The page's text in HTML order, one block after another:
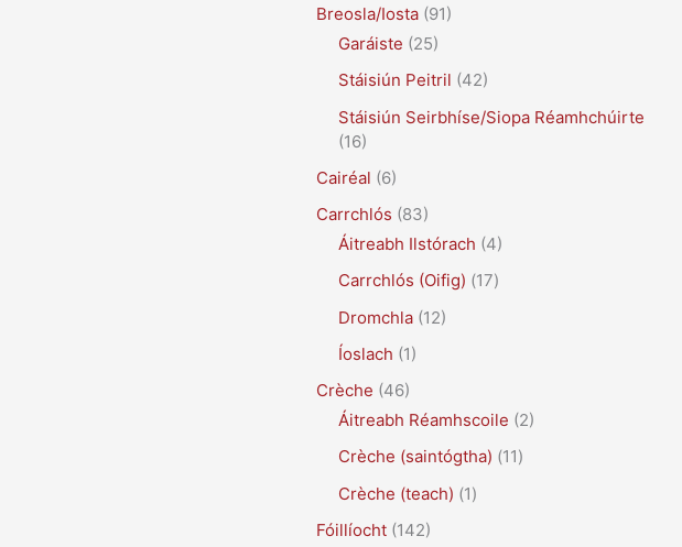
Breosla/Iosta (91)
Garáiste (25)
Stáisiún Peitril (42)
Stáisiún Seirbhíse/Siopa Réamhchúirte
(16)
Cairéal (6)
Carrchlós (83)
Áitreabh Ilstórach (4)
Carrchlós (Oifig) (17)
Dromchla (12)
Íoslach (1)
Crèche (46)
Áitreabh Réamhscoile (2)
Crèche (saintógtha) (11)
Crèche (teach) (1)
Fóillíocht (142)